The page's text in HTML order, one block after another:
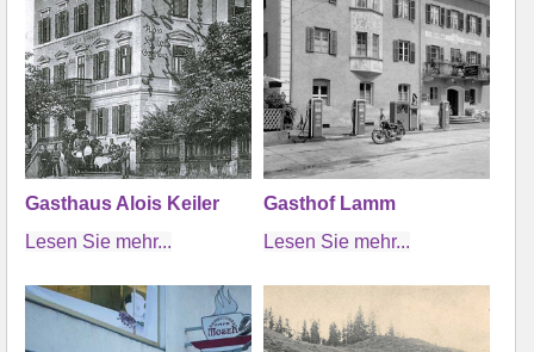
Gasthaus Alois Keiler
Lesen Sie mehr...
Gasthof Lamm
Lesen Sie mehr...